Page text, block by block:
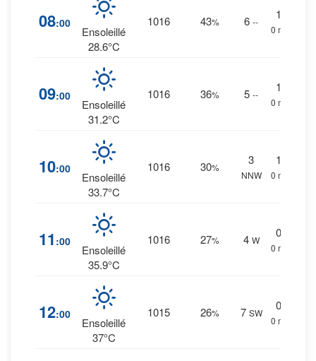
08:00
Ensoleillé
28.6°C
1016 43% 6 --
1
0 mm.
09:00
Ensoleillé
31.2°C
1016 36% 5 --
1
0 mm.
10:00
Ensoleillé
33.7°C
1016 30%
3
NNW
1
0 mm.
11 :00
Ensoleillé
35.9°C
1016 27% 4 W
0
0 mm.
12:00
Ensoleillé
37°C
1015 26% 7 SW
0
0 mm.